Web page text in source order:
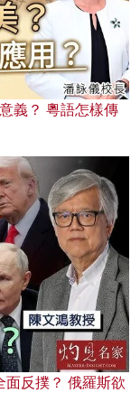
義？ 粵語怎樣傳
反撲？ 俄羅斯欲